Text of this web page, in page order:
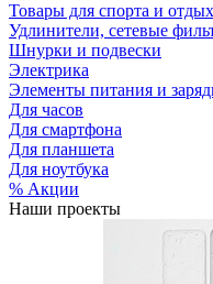
Товары для спорта и
Удлинители, сетевые
Шнурки и подвески
Электрика
Элементы питания и
Для часов
Для смартфона
Для планшета
Для ноутбука
% Акции
Наши проекты